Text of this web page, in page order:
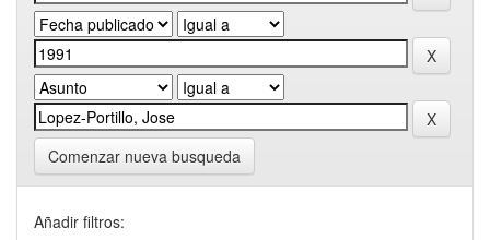
Comenzar nueva busqueda
Añadir filtros: